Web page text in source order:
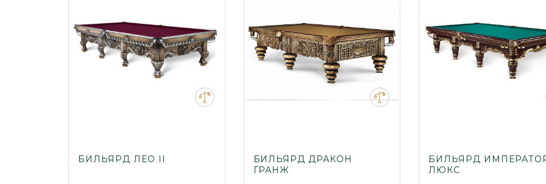
БИЛЬЯРД ЛЕО II
БИЛЬЯРД ДРАКОН
ГРАНЖ
БИЛЬЯРД
ЛЮКС